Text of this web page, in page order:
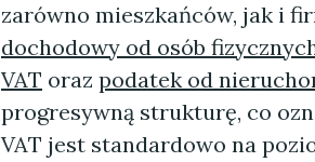
zarówno mieszkańców, jak i
dochodowy od osób
VAT oraz podatek od
progresywną strukturę, co
VAT jest standardowo na